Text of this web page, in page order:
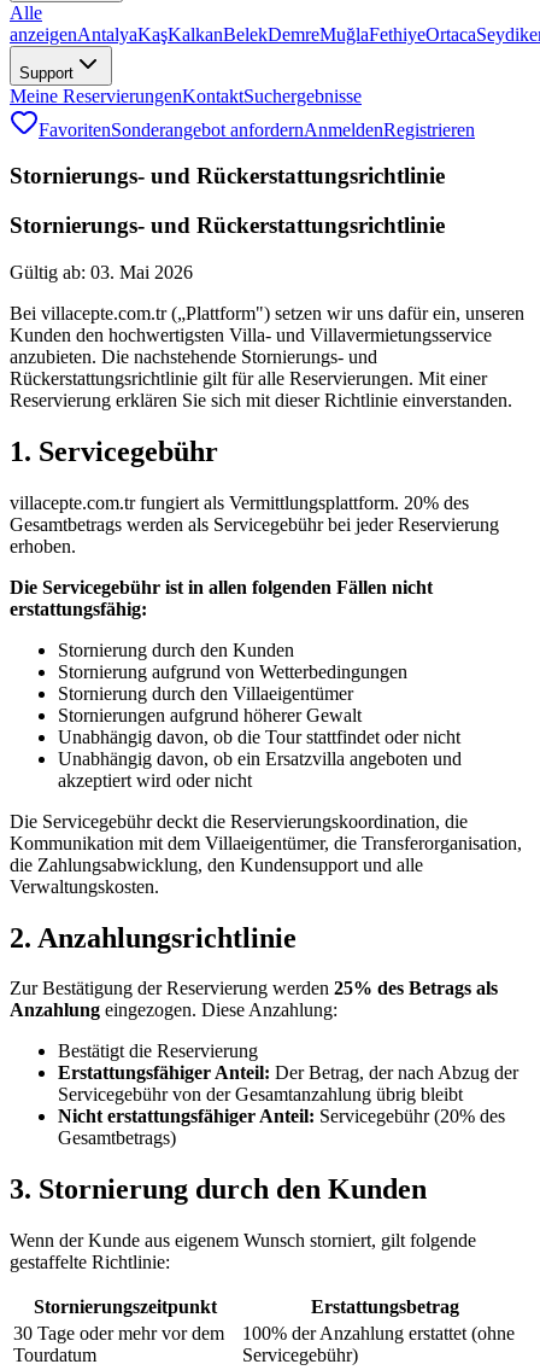
Alle
anzeigenAntalyaKaşKalkanBelekDemreMuğlaFethiyeOrtaca
Support
Meine ReservierungenKontaktSuchergebnisse
FavoritenSonderangebot anfordernAnmeldenRegistrieren
Stornierungs- und Rückerstattungsrichtlinie
Stornierungs- und Rückerstattungsrichtlinie
Gültig ab: 03. Mai 2026
Bei villacepte.com.tr („Plattform") setzen wir uns dafür ein, unseren
Kunden den hochwertigsten Villa- und Villavermietungsservice
anzubieten. Die nachstehende Stornierungs- und
Rückerstattungsrichtlinie gilt für alle Reservierungen. Mit einer
Reservierung erklären Sie sich mit dieser Richtlinie einverstanden.
1. Servicegebühr
villacepte.com.tr fungiert als Vermittlungsplattform. 20% des
Gesamtbetrags werden als Servicegebührbei jeder Reservierung
erhoben.
Die Servicegebühr ist in allen folgenden Fällen nicht
erstattungsfähig:
Stornierung durch den Kunden
Stornierung aufgrund von Wetterbedingungen
Stornierung durch den Villaeigentümer
Stornierungen aufgrund höherer Gewalt
Unabhängig davon, ob die Tour stattfindet oder nicht
Unabhängig davon, ob ein Ersatzvilla angeboten und
akzeptiert wird oder nicht
Die Servicegebühr deckt die Reservierungskoordination, die
Kommunikation mit dem Villaeigentümer, die Transferorganisation,
die Zahlungsabwicklung, den Kundensupport und alle
Verwaltungskosten.
2. Anzahlungsrichtlinie
Zur Bestätigung der Reservierung werden 25% des Betrags als
Anzahlung eingezogen. Diese Anzahlung:
Bestätigt die Reservierung
Erstattungsfähiger Anteil: Der Betrag, der nach Abzug der
Servicegebühr von der Gesamtanzahlung übrig bleibt
Nicht erstattungsfähiger Anteil: Servicegebühr (20% des
Gesamtbetrags)
3. Stornierung durch den Kunden
Wenn der Kunde aus eigenem Wunsch storniert, gilt folgende
gestaffelte Richtlinie:
Stornierungszeitpunkt
Erstattungsbetrag
30 Tage oder mehr vor dem
Tourdatum
100% der Anzahlung erstattet (ohne
Servicegebühr)